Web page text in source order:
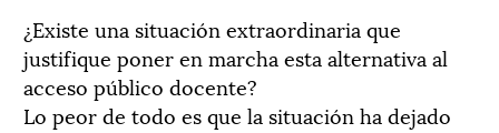
¿Existe una situación extraordinaria que
justifique poner en marcha esta alternativa al
acceso público docente?
Lo peor de todo es que la situación ha dejado